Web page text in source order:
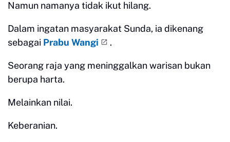
Namun namanya tidak ikut hilang.
Dalam ingatan masyarakat Sunda, ia dikenang
sebagai Prabu Wangi .
Seorang raja yang meninggalkan warisan bukan
berupa harta.
Melainkan nilai.
Keberanian.